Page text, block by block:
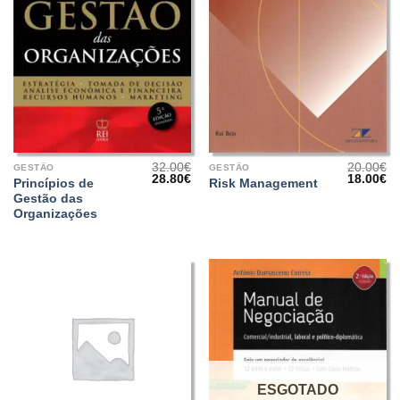
GESTÃO
Princípios de
Gestão das
Organizações
32.00€
O
28.80€O
preço
GESTÃO
Risk Management
20.00€
O
18.00€O
ESGOTADO